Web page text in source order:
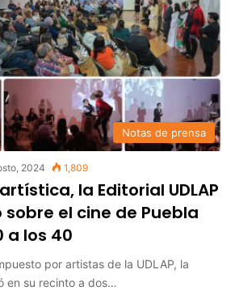
Notas de prensa
2024 1,809
la Editorial UDLAP
el cine de Puebla
a los 40
por artistas de la UDLAP, la
en su recinto a dos…